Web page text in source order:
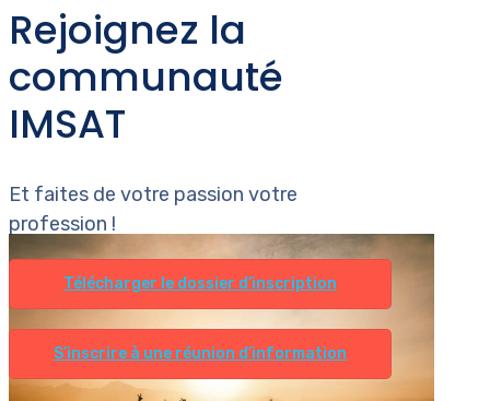
Rejoignez la
communauté
IMSAT
Et faites de votre passion votre
profession !
Télécharger le dossier d’inscription
S’inscrire à une réunion d’information